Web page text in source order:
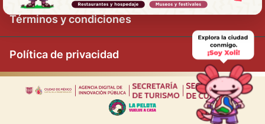
Términos y condiciones
Política de privacidad
|